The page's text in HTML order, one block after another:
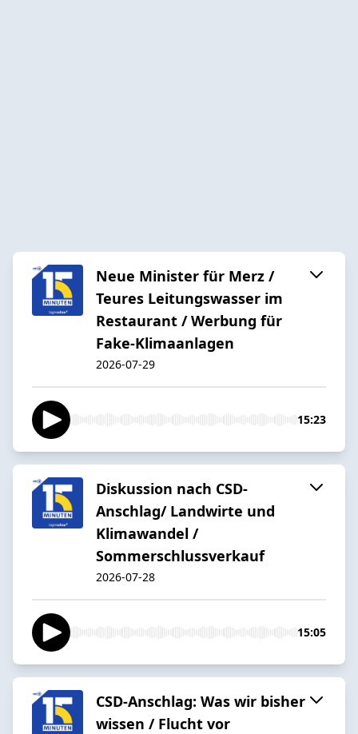
Neue Minister für Merz /
Teures Leitungswasser im
Restaurant / Werbung für
Fake-Klimaanlagen
2026-07-29
15:23
Diskussion nach CSD-
Anschlag/ Landwirte und
Klimawandel /
Sommerschlussverkauf
2026-07-28
15:05
CSD-Anschlag: Was wir bisher
wissen / Flucht vor